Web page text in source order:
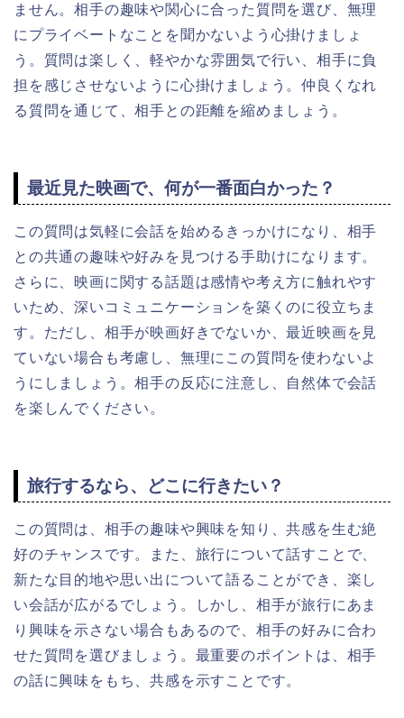
ません。相手の趣味や関心に合った質問を選び、無理
にプライベートなことを聞かないよう心掛けましょ
う。質問は楽しく、軽やかな雰囲気で行い、相手に負
担を感じさせないように心掛けましょう。仲良くなれ
る質問を通じて、相手との距離を縮めましょう。
最近見た映画で、何が一番面白かった？
この質問は気軽に会話を始めるきっかけになり、相手
との共通の趣味や好みを見つける手助けになります。
さらに、映画に関する話題は感情や考え方に触れやす
いため、深いコミュニケーションを築くのに役立ちま
す。ただし、相手が映画好きでないか、最近映画を見
ていない場合も考慮し、無理にこの質問を使わないよ
うにしましょう。相手の反応に注意し、自然体で会話
を楽しんでください。
旅行するなら、どこに行きたい？
この質問は、相手の趣味や興味を知り、共感を生む絶
好のチャンスです。また、旅行について話すことで、
新たな目的地や思い出について語ることができ、楽し
い会話が広がるでしょう。しかし、相手が旅行にあま
り興味を示さない場合もあるので、相手の好みに合わ
せた質問を選びましょう。最重要のポイントは、相手
の話に興味をもち、共感を示すことです。